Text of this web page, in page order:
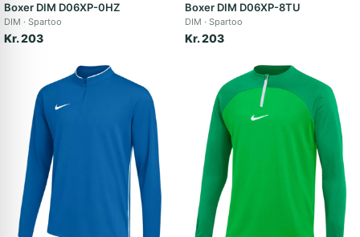
Boxer DIM D06XP-0HZ
DIM Spartoo
Kr. 203
Boxer DIM D06XP-8TU
DIM Spartoo
Kr. 203